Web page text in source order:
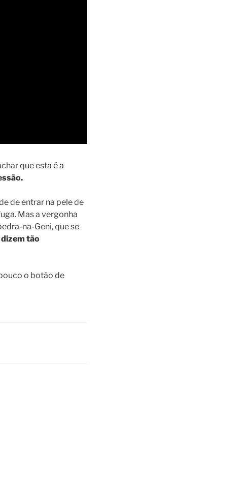
que esta é a
de entrar na pele de
Mas a vergonha
na-Geni, que se
dizem tão
o botão de